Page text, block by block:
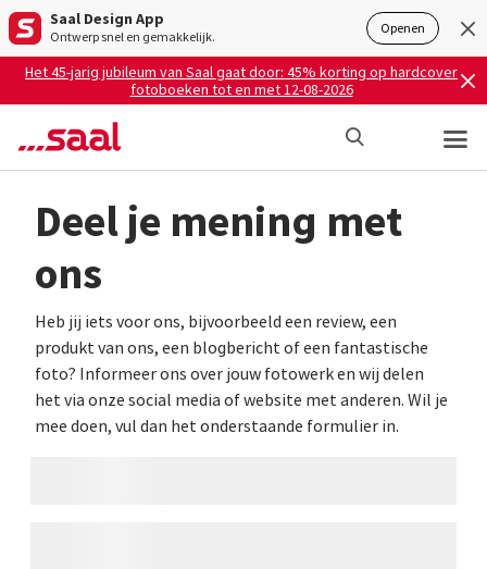
Saal Design App
Ontwerp snel en gemakkelijk. Openen
Het 45-jarig jubileum van Saal gaat door: 45% korting op hardcover
fotoboeken tot en met 12-08-2026
Deel je mening met
ons
Heb jij iets voor ons, bijvoorbeeld een review, een
produkt van ons, een blogbericht of een fantastische
foto? Informeer ons over jouw fotowerk en wij delen
het via onze social media of website met anderen. Wil je
mee doen, vul dan het onderstaande formulier in.